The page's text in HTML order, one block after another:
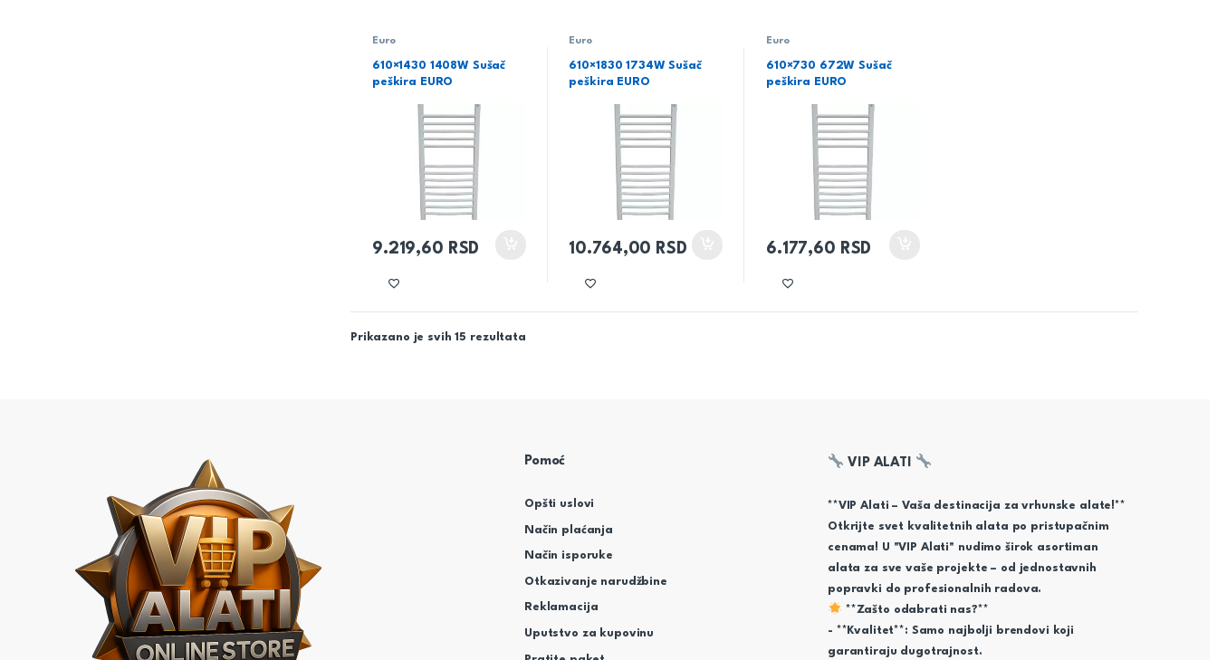
Euro
610×1430 1408W Sušač
peškira EURO
9.219,60 RSD
Euro
610×1830 1734W Sušač
peškira EURO
10.764,00 RSD
Euro
610×730 672W Sušač
peškira EURO
6.177,60 RSD
Prikazano je svih 15 rezultata
Pomoć
Opšti uslovi
Način plaćanja
Način isporuke
Otkazivanje narudžbine
Reklamacija
Uputstvo za kupovinu
VIP ALATI
**VIP Alati – Vaša destinacija za vrhunske alate!**
Otkrijte svet kvalitetnih alata po pristupačnim
cenama! U "VIP Alati" nudimo širok asortiman
alata za sve vaše projekte – od jednostavnih
popravki do profesionalnih radova.
**Zašto odabrati nas?**
- **Kvalitet**: Samo najbolji brendovi koji
garantiraju dugotrajnost.